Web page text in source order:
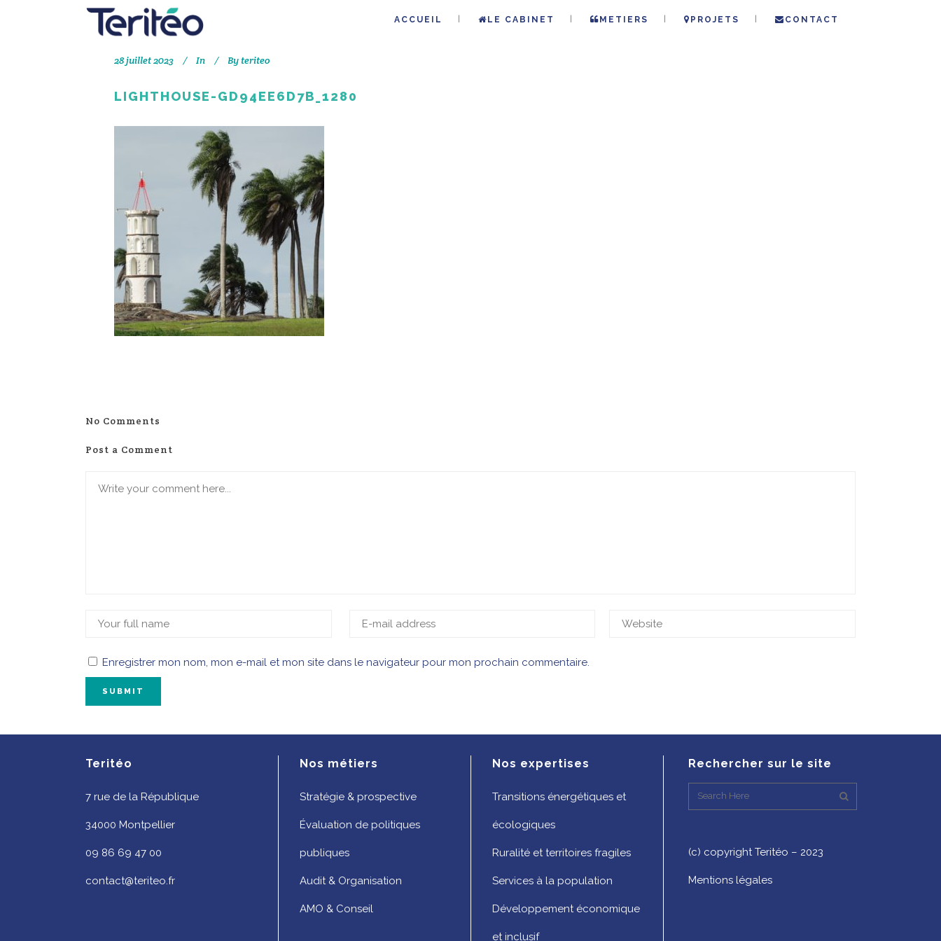
ACCUEIL LE CABINET METIERS PROJETS CONTACT
28 juillet 2023 In Byteriteo
LIGHTHOUSE-GD94EE6D7B_1280
No Comments
Post a Comment
Enregistrer mon nom, mon e-mail et mon site dans le navigateur pour mon prochain commentaire.
Teritéo
7 rue de la République
34000 Montpellier
09 86 69 47 00
contact@teriteo.fr
Nos métiers
Stratégie & prospective
Évaluation de politiques
publiques
Audit & Organisation
AMO & Conseil
Nos expertises
Transitions énergétiques et
écologiques
Ruralité et territoires fragiles
Services à la population
Développement économique
et inclusif
Rechercher sur le site
(c) copyright Teritéo – 2023
Mentions légales